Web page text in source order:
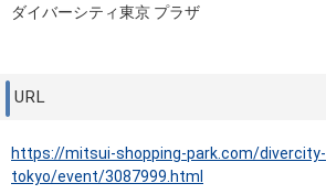
ダイバーシティ東京 プラザ
URL
https://mitsui-shopping-park.com/divercity-
tokyo/event/3087999.html